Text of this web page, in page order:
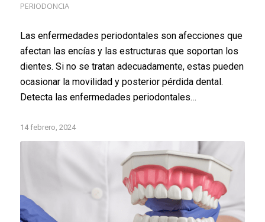
PERIODONCIA
Las enfermedades periodontales son afecciones que
afectan las encías y las estructuras que soportan los
dientes. Si no se tratan adecuadamente, estas pueden
ocasionar la movilidad y posterior pérdida dental.
Detecta las enfermedades periodontales…
14 febrero, 2024